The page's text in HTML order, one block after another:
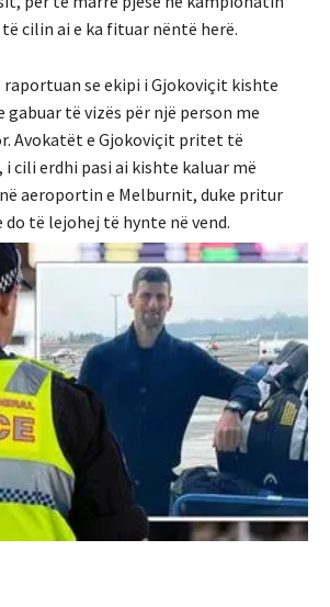
të cilin ai e ka fituar nëntë herë.
se ekipi i Gjokoviçit kishte
të vizës për një person me
Avokatët e Gjokoviçit pritet të
cili erdhi pasi ai kishte kaluar më
aeroportin e Melburnit, duke pritur
do të lejohej të hynte në vend.